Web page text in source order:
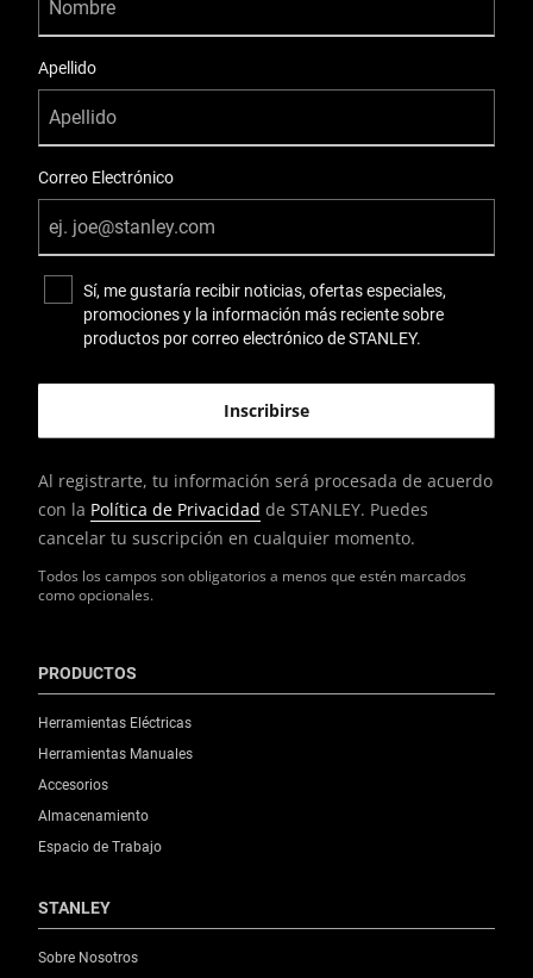
Todos los campos son obligatorios a menos que estén marcados
como opcionales.
Apellido
Correo Electrónico
Sí, me gustaría recibir noticias, ofertas especiales,
promociones y la información más reciente sobre
productos por correo electrónico de STANLEY.
Al registrarte, tu información será procesada de acuerdo
con la Política de Privacidad de STANLEY. Puedes
cancelar tu suscripción en cualquier momento.
PRODUCTOS
Herramientas Eléctricas
Herramientas Manuales
Accesorios
Almacenamiento
Espacio de Trabajo
STANLEY
Sobre Nosotros